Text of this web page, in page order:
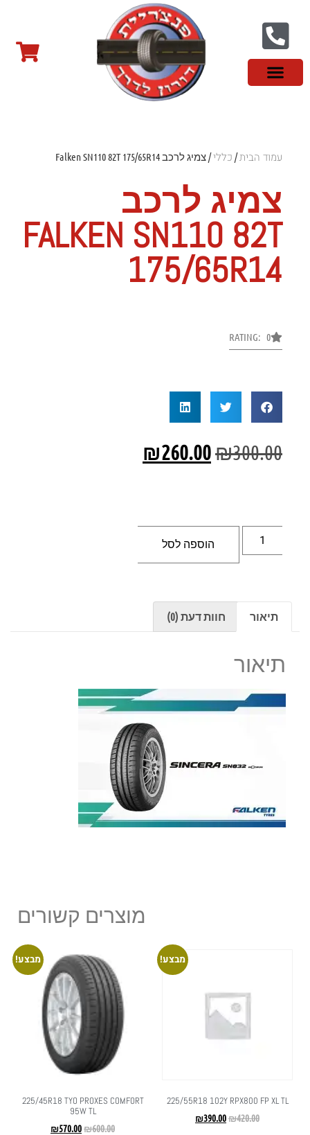
עמוד הבית/כללי/ צמיג לרכב Falken SN110 82T 175/65R14
צמיג לרכב
FALKEN SN110 82T
175/65R14
RATING: 0
₪300.00
₪260.00
הוספה לסל
תיאור חוות דעת (0)
תיאור
מוצרים קשורים
מבצע!
225/55R18 102Y RPX800 FP XL TL
₪420.00
₪390.00
מבצע!
225/45R18 TYO PROXES COMFORT
95W TL
₪600.00
₪570.00